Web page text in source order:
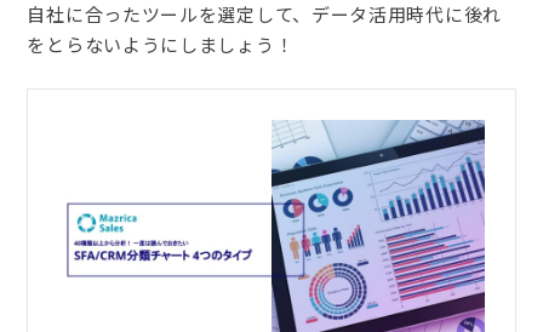
自社に合ったツールを選定して、データ活用時代に後れ
をとらないようにしましょう！